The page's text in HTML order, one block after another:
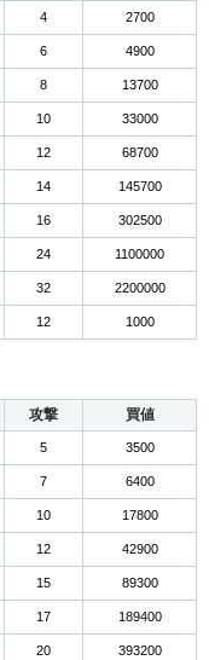
4 2700
6 4900
8 13700
10 33000
12 68700
14 145700
16 302500
24 1100000
32 2200000
12 1000
攻撃 買値
5 3500
7 6400
10 17800
12 42900
15 89300
17 189400
20 393200